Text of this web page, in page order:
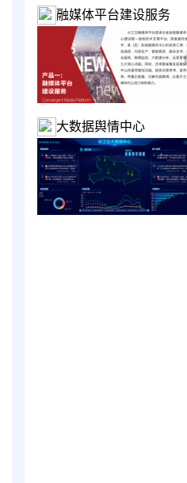
融媒体平台建设服务
大数据舆情中心